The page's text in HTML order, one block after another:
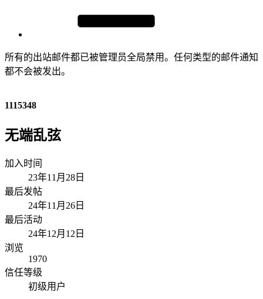
所有的出站邮件都已被管理员全局禁用。任何类型的邮件通知
都不会被发出。
1115348
无端乱弦
加入时间
23年11月28日
最后发帖
24年11月26日
最后活动
24年12月12日
浏览
1970
信任等级
初级用户